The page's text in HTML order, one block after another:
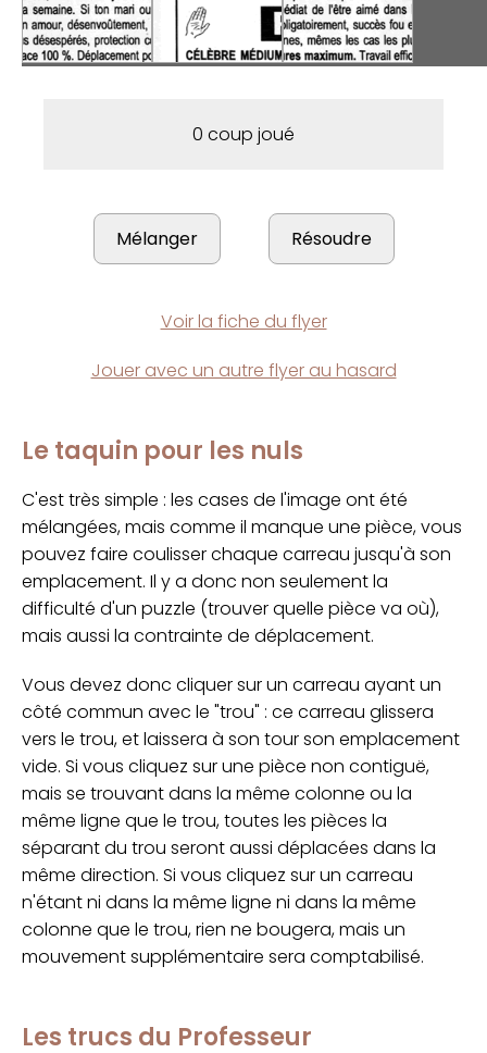
0 coup joué
Voir la fiche du flyer
Jouer avec un autre flyer au hasard
Le taquin pour les nuls
C'est très simple : les cases de l'image ont été
mélangées, mais comme il manque une pièce, vous
pouvez faire coulisser chaque carreau jusqu'à son
emplacement. Il y a donc non seulement la
difficulté d'un puzzle (trouver quelle pièce va où),
mais aussi la contrainte de déplacement.
Vous devez donc cliquer sur un carreau ayant un
côté commun avec le "trou" : ce carreau glissera
vers le trou, et laissera à son tour son emplacement
vide. Si vous cliquez sur une pièce non contiguë,
mais se trouvant dans la même colonne ou la
même ligne que le trou, toutes les pièces la
séparant du trou seront aussi déplacées dans la
même direction. Si vous cliquez sur un carreau
n'étant ni dans la même ligne ni dans la même
colonne que le trou, rien ne bougera, mais un
mouvement supplémentaire sera comptabilisé.
Les trucs du Professeur